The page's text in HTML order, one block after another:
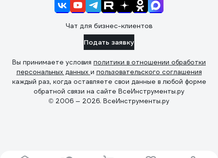
Чат для бизнес-клиентов
Подать заявку
Вы принимаете условия политики в отношении обработки
персональных данных и пользовательского соглашения
каждый раз, когда оставляете свои данные в любой форме
обратной связи на сайте ВсеИнструменты.ру
© 2006 — 2026. ВсеИнструменты.ру